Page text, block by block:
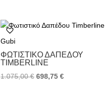
Gubi
ΦΩΤΙΣΤΙΚΌ ΔΑΠΈΔΟΥ
TIMBERLINE
1.075,00€ 698,75€